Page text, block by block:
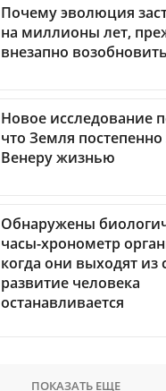
Почему эволюция
на миллионы лет,
внезапно
Новое исследование
что Земля постепенно
Венеру жизнью
Обнаружены
часы-хронометр
когда они выходят из
развитие человека
останавливается
ПОКАЗАТЬ ЕЩЕ